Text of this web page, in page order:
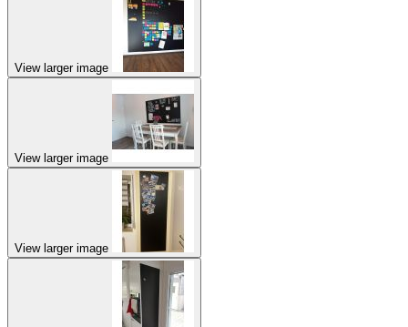
View larger image
View larger image
View larger image